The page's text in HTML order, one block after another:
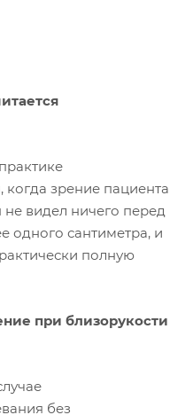
когда зрение пациента
видел ничего перед
одного сантиметра, и
полную
при близорукости
без